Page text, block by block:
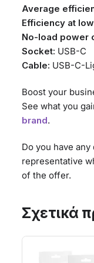
Average
Efficiency at
No-load power
Socket: USB-C
Cable: USB-C-
Boost your
See what you
brand.
Do you have
representative
of the offer.
Σχετικά